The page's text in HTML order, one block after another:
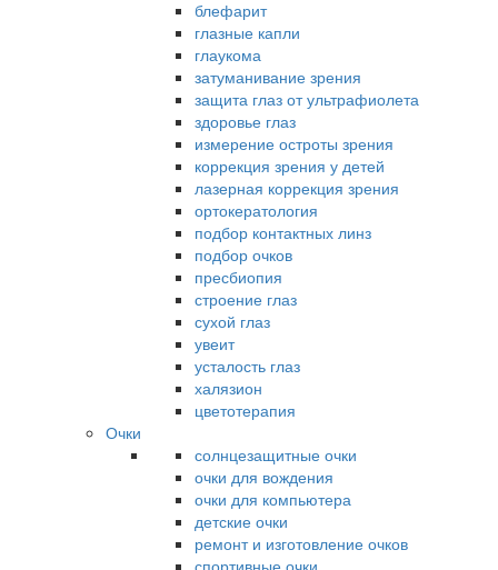
блефарит
глазные капли
глаукома
затуманивание зрения
защита глаз от ультрафиолета
здоровье глаз
измерение остроты зрения
коррекция зрения у детей
лазерная коррекция зрения
ортокератология
подбор контактных линз
подбор очков
пресбиопия
строение глаз
сухой глаз
увеит
усталость глаз
халязион
цветотерапия
Очки
солнцезащитные очки
очки для вождения
очки для компьютера
детские очки
ремонт и изготовление очков